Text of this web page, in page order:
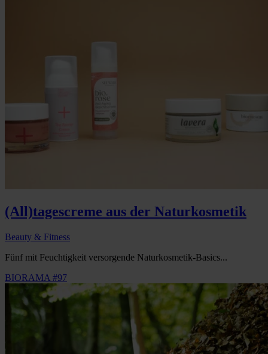
(All)tagescreme aus der Naturkosmetik
Beauty & Fitness
Fünf mit Feuchtigkeit versorgende Naturkosmetik-Basics...
BIORAMA #97